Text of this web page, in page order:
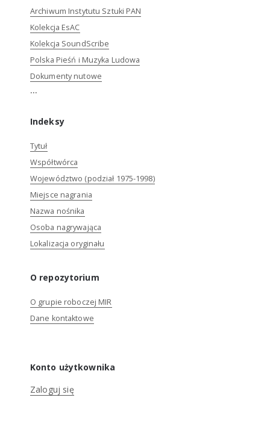
Archiwum Instytutu Sztuki PAN
Kolekcja EsAC
Kolekcja SoundScribe
Polska Pieśń i Muzyka Ludowa
Dokumenty nutowe
...
Indeksy
Tytuł
Współtwórca
Województwo (podział 1975-1998)
Miejsce nagrania
Nazwa nośnika
Osoba nagrywająca
Lokalizacja oryginału
O repozytorium
O grupie roboczej MIR
Dane kontaktowe
Konto użytkownika
Zaloguj się